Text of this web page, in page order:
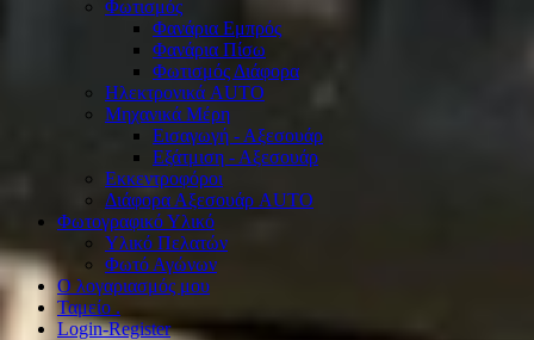
Φωτισμός
Φανάρια Εμπρός
Φανάρια Πίσω
Φωτισμός Διάφορα
Ηλεκτρονικά AUTO
Μηχανικά Μέρη
Εισαγωγή - Αξεσουάρ
Εξάτμιση - Αξεσουάρ
Εκκεντροφόροι
Διάφορα Αξεσουάρ AUTO
Φωτογραφικό Υλικό
Υλικό Πελατών
Φωτό Αγώνων
Ο λογαριασμός μου
Ταμείο .
Login-Register